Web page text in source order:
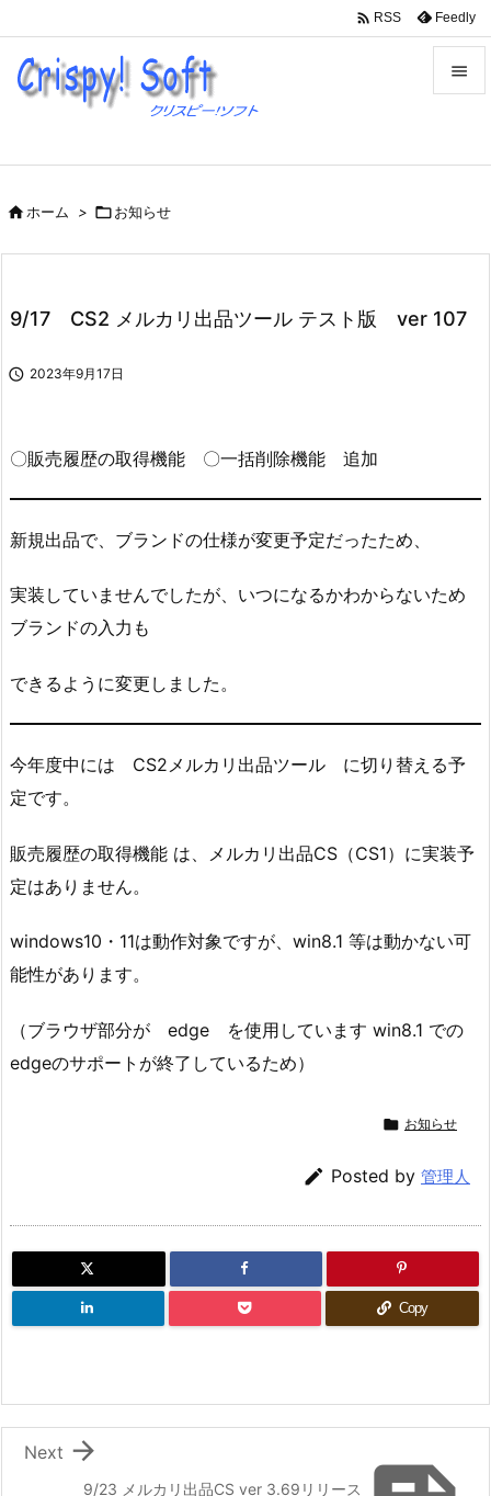


前へ
次へ
 RSS Feedly
ホーム > お知らせ
9/17 CS2 メルカリ出品ツール テスト版 ver 107
 2023年9月17日
〇販売履歴の取得機能 〇一括削除機能 追加
新規出品で、ブランドの仕様が変更予定だったため、
実装していませんでしたが、いつになるかわからないため
ブランドの入力も
できるように変更しました。
今年度中には CS2メルカリ出品ツール に切り替える予
定です。
販売履歴の取得機能 は、メルカリ出品CS（CS1）に実装予
定はありません。
windows10・11は動作対象ですが、win8.1 等は動かない可
能性があります。
（ブラウザ部分が edge を使用しています win8.1 での
edgeのサポートが終了しているため）
 お知らせ
 Posted by 管理人
Copy
9/23 メルカリ出品CS ver 3.69リリース

Next